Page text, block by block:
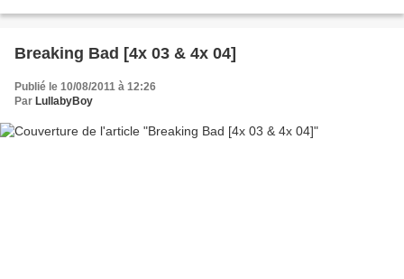
Breaking Bad [4x 03 & 4x 04]
Publié le 10/08/2011 à 12:26
Par LullabyBoy